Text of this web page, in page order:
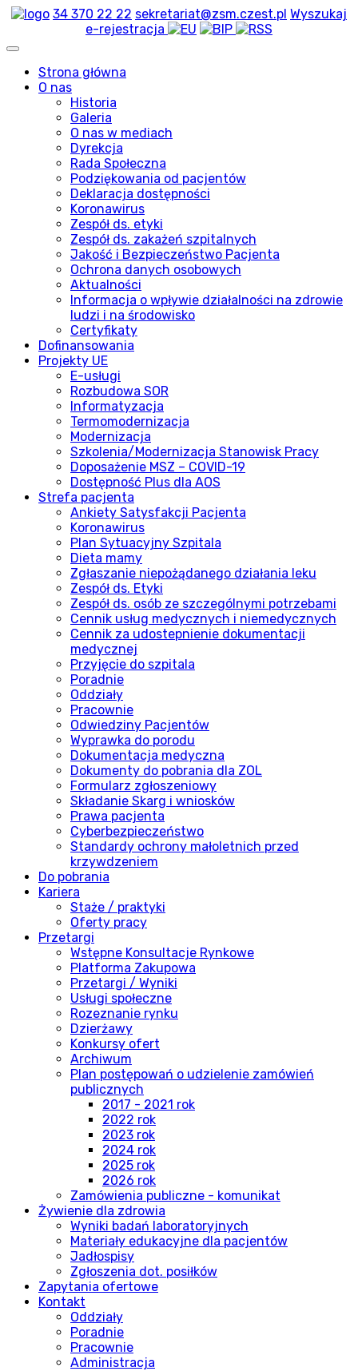
34 370 22 22 sekretariat@zsm.czest.pl Wyszukaj
e-rejestracja
Strona główna
O nas
Historia
Galeria
O nas w mediach
Dyrekcja
Rada Społeczna
Podziękowania od pacjentów
Deklaracja dostępności
Koronawirus
Zespół ds. etyki
Zespół ds. zakażeń szpitalnych
Jakość i Bezpieczeństwo Pacjenta
Ochrona danych osobowych
Aktualności
Informacja o wpływie działalności na zdrowie
ludzi i na środowisko
Certyfikaty
Dofinansowania
Projekty UE
E-usługi
Rozbudowa SOR
Informatyzacja
Termomodernizacja
Modernizacja
Szkolenia/Modernizacja Stanowisk Pracy
Doposażenie MSZ – COVID-19
Dostępność Plus dla AOS
Strefa pacjenta
Ankiety Satysfakcji Pacjenta
Koronawirus
Plan Sytuacyjny Szpitala
Dieta mamy
Zgłaszanie niepożądanego działania leku
Zespół ds. Etyki
Zespół ds. osób ze szczególnymi potrzebami
Cennik usług medycznych i niemedycznych
Cennik za udostepnienie dokumentacji
medycznej
Przyjęcie do szpitala
Poradnie
Oddziały
Pracownie
Odwiedziny Pacjentów
Wyprawka do porodu
Dokumentacja medyczna
Dokumenty do pobrania dla ZOL
Formularz zgłoszeniowy
Składanie Skarg i wniosków
Prawa pacjenta
Cyberbezpieczeństwo
Standardy ochrony małoletnich przed
krzywdzeniem
Do pobrania
Kariera
Staże / praktyki
Oferty pracy
Przetargi
Wstępne Konsultacje Rynkowe
Platforma Zakupowa
Przetargi / Wyniki
Usługi społeczne
Rozeznanie rynku
Dzierżawy
Konkursy ofert
Archiwum
Plan postępowań o udzielenie zamówień
publicznych
2017 - 2021 rok
2022 rok
2023 rok
2024 rok
2025 rok
2026 rok
Zamówienia publiczne - komunikat
Żywienie dla zdrowia
Wyniki badań laboratoryjnych
Materiały edukacyjne dla pacjentów
Jadłospisy
Zgłoszenia dot. posiłków
Zapytania ofertowe
Kontakt
Oddziały
Poradnie
Pracownie
Administracja